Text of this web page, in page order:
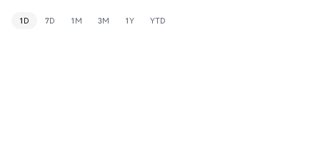
1D 7D 1M 3M 1Y YTD